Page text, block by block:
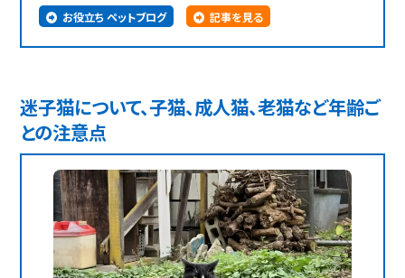
お役立ち ペットブログ 記事を見る
迷子猫について、子猫、成人猫、老猫など年齢ご
との注意点